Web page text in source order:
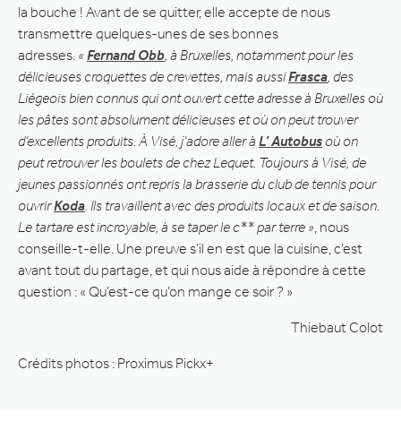
la bouche ! Avant de se quitter, elle accepte de nous
transmettre quelques-unes de ses bonnes
adresses. «Fernand Obb , à Bruxelles, notamment pour les
délicieuses croquettes de crevettes, mais aussiFrasca , des
Liégeois bien connus qui ont ouvert cette adresse à Bruxelles où
les pâtes sont absolument délicieuses et où on peut trouver
d’excellents produits. À Visé, j’adore aller à L’ Autobusoù on
peut retrouver les boulets de chez Lequet. Toujours à Visé, de
jeunes passionnés ont repris la brasserie du club de tennis pour
ouvrirKoda . Ils travaillent avec des produits locaux et de saison.
Le tartare est incroyable, à se taper le c** par terre » , nous
conseille-t-elle. Une preuve s’il en est que la cuisine, c’est
avant tout du partage, et qui nous aide à répondre à cette
question : « Qu’est-ce qu’on mange ce soir ? »
Thiebaut Colot
Crédits photos : Proximus Pickx+